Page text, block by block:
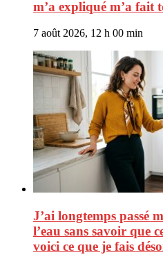
m’a expliqué m’a fait
7 août 2026, 12 h 00 min
J’ai longtemps passé
l’eau sans savoir que
voici ce que je fais